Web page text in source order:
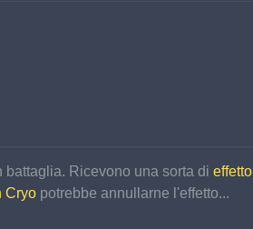
Ricevono una sorta di effetto
Cryo potrebbe annullarne l'effetto...